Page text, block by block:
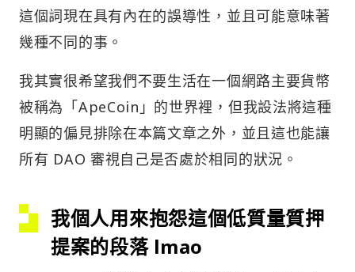
這個詞現在具有內在的誤導性，並且可能意味著
幾種不同的事。
我其實很希望我們不要生活在一個網路主要貨幣
被稱為「ApeCoin」的世界裡，但我設法將這種
明顯的偏見排除在本篇文章之外，並且這也能讓
所有 DAO 審視自己是否處於相同的狀況。
我個人用來抱怨這個低質量質押
提案的段落 lmao